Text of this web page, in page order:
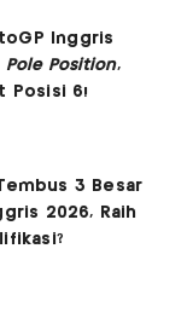
Inggris
Pole Position,
Posisi 6!
3 Besar
2026, Raih